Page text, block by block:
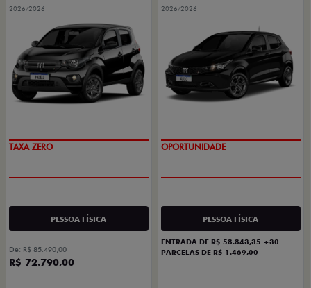
2026/2026
TAXA ZERO
PESSOA FÍSICA
De: R$ 85.490,00
R$ 72.790,00
2026/2026
OPORTUNIDADE
PESSOA FÍSICA
ENTRADA DE R$ 58.843,35 +30
PARCELAS DE R$ 1.469,00